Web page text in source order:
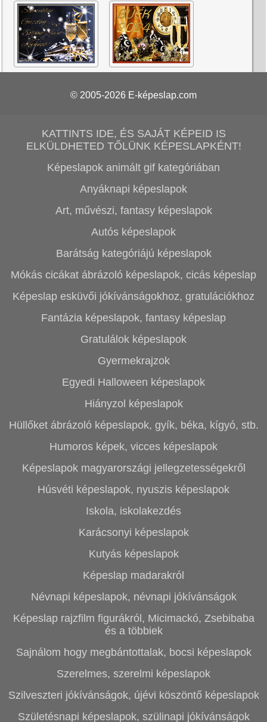
© 2005-2026 E-képeslap.com
KATTINTS IDE, ÉS SAJÁT KÉPEID IS
ELKÜLDHETED TŐLÜNK KÉPESLAPKÉNT!
Képeslapok animált gif kategóriában
Anyáknapi képeslapok
Art, művészi, fantasy képeslapok
Autós képeslapok
Barátság kategóriájú képeslapok
Mókás cicákat ábrázoló képeslapok, cicás képeslap
Képeslap esküvői jókívánságokhoz, gratulációkhoz
Fantázia képeslapok, fantasy képeslap
Gratulálok képeslapok
Gyermekrajzok
Egyedi Halloween képeslapok
Hiányzol képeslapok
Hüllőket ábrázoló képeslapok, gyík, béka, kígyó, stb.
Humoros képek, vicces képeslapok
Képeslapok magyarországi jellegzetességekről
Húsvéti képeslapok, nyuszis képeslapok
Iskola, iskolakezdés
Karácsonyi képeslapok
Kutyás képeslapok
Képeslap madarakról
Névnapi képeslapok, névnapi jókívánságok
Képeslap rajzfilm figurákról, Micimackó, Zsebibaba
és a többiek
Sajnálom hogy megbántottalak, bocsi képeslapok
Szerelmes, szerelmi képeslapok
Szilveszteri jókívánságok, újévi köszöntő képeslapok
Születésnapi képeslapok, szülinapi jókívánságok